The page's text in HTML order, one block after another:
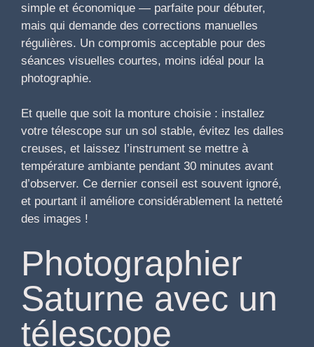
simple et économique — parfaite pour débuter,
mais qui demande des corrections manuelles
régulières. Un compromis acceptable pour des
séances visuelles courtes, moins idéal pour la
photographie.
Et quelle que soit la monture choisie : installez
votre télescope sur un sol stable, évitez les dalles
creuses, et laissez l’instrument se mettre à
température ambiante pendant 30 minutes avant
d’observer. Ce dernier conseil est souvent ignoré,
et pourtant il améliore considérablement la netteté
des images !
Photographier
Saturne avec un
télescope